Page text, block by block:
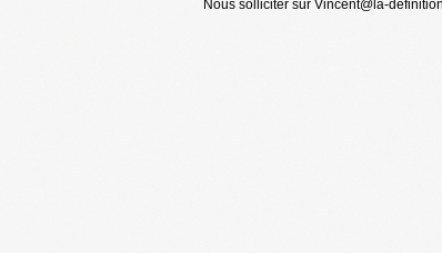
Nous solliciter sur Vincent@la-